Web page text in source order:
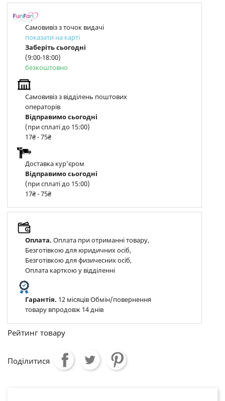
Самовивіз з точок видачі
показати на карті
Заберіть сьогодні
(9:00-18:00)
безкоштовно
Самовивіз з відділень поштових
операторів
Відправимо сьогодні
(при сплаті до 15:00)
17₴ - 75₴
Доставка курʼєром
Відправимо сьогодні
(при сплаті до 15:00)
17₴ - 75₴
Оплата. Оплата при отриманні товару,
Безготівкою для юридичних осіб,
Безготівкою для физичесних осіб,
Оплата карткою у відділенні
Гарантія. 12 місяців Обмін/повернення
товару впродовж 14 днів
Рейтинг товару
Поділитися